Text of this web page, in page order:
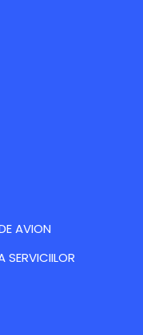
AVION
SERVICIILOR